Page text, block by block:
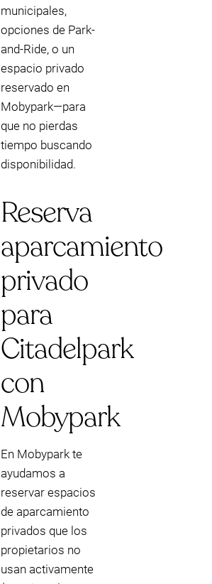
municipales,
opciones de Park-
and-Ride, o un
espacio privado
reservado en
Mobypark—para
que no pierdas
tiempo buscando
disponibilidad.
Reserva
aparcamiento
privado
para
Citadelpark
con
Mobypark
En Mobypark te
ayudamos a
reservar espacios
de aparcamiento
privados que los
propietarios no
usan activamente